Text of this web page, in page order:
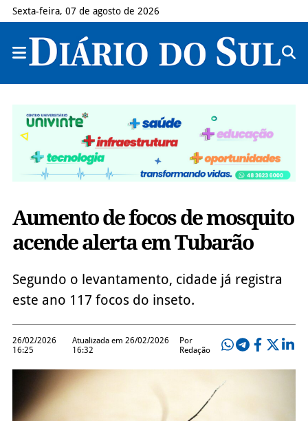
Sexta-feira, 07 de agosto de 2026
Aumento de focos de mosquito
acende alerta em Tubarão
Segundo o levantamento, cidade já registra
este ano 117 focos do inseto.
26/02/2026
16:25
Atualizada em 26/02/2026
16:32
Por
Redação